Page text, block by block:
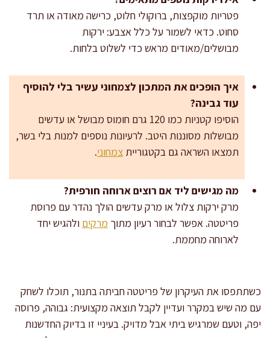
פטריות מוקפצות, ברוקולי חלוט, כרישה מאודה או תרד
סחוט. כדאי לשמור על כלל אצבע: ירקות
מבושלים/מאודים מראש כדי לשלוט בלחות.
איך הופכים את המתכון לצמחוני עשיר בלי להוסיף
עוד גבינה?
הוסיפו קטניות כמו 120 גרם חומוס מבושל או עדשים
מבושלות מסוננות היטב. לרעיונות נוספים למנות בלי בשר,
תמצאו השראה גם בקטגוריית צמחוני.
מה מגישים ליד אם רוצים ארוחה חורפית?
מרק ירקות צלול או מרק עדשים הולך נהדר עם פרוסת
פריטטה. אפשר לבחור רעיון מתוך מרקים ולהגיש יחד
לארוחה מחממת.
כשתתפסו את העיקרון של פריטטה חביתה בתנור, תוכלו לשחק
עם מה שיש במקרר ועדיין לקבל תוצאה מקצועית: גבוהה, פרוסה
יפה, וטעם שמרגיש ביתי אבל מדויק. בעיניי זו בדיוק החדשנות